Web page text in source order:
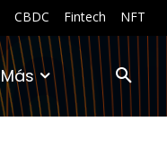
CBDC Fintech NFT
Más